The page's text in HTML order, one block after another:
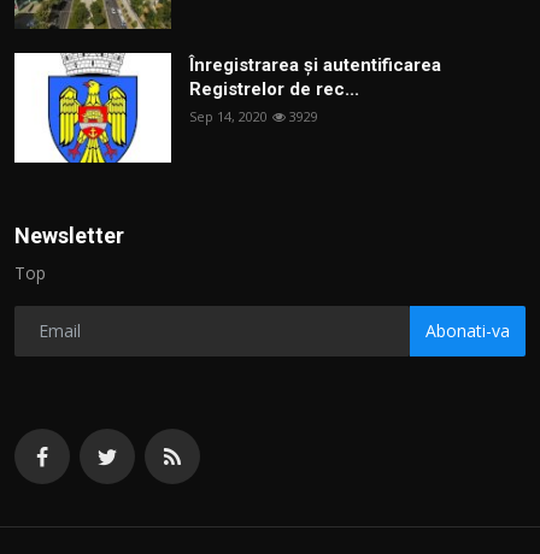
Înregistrarea și autentificarea
Registrelor de rec...
Sep 14, 2020 3929
Newsletter
Top
Abonati-va